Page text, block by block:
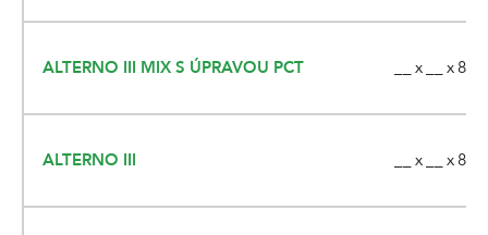
ALTERNO III MIX S ÚPRAVOU PCT __ x __ x 80
ALTERNO III __ x __ x 80